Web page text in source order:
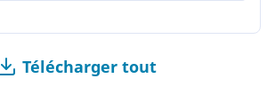
Télécharger tout